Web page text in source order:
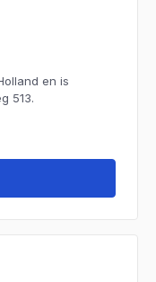
en is
513.